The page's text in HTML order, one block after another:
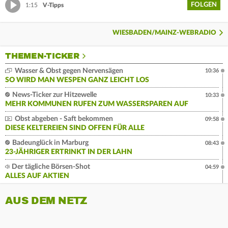
1:15 V-Tipps FOLGEN
WIESBADEN/MAINZ-WEBRADIO
THEMEN-TICKER
Wasser & Obst gegen Nervensägen
SO WIRD MAN WESPEN GANZ LEICHT LOS
10:36
News-Ticker zur Hitzewelle
MEHR KOMMUNEN RUFEN ZUM WASSERSPAREN AUF
10:33
Obst abgeben - Saft bekommen
DIESE KELTEREIEN SIND OFFEN FÜR ALLE
09:58
Badeunglück in Marburg
23-JÄHRIGER ERTRINKT IN DER LAHN
08:43
Der tägliche Börsen-Shot
ALLES AUF AKTIEN
04:59
AUS DEM NETZ